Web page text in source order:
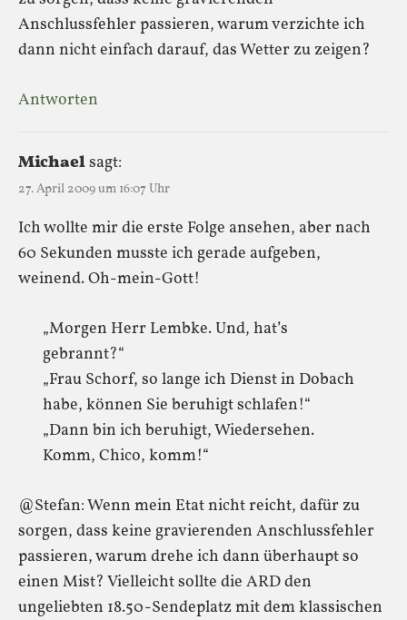
Anschlussfehler passieren, warum verzichte ich
dann nicht einfach darauf, das Wetter zu zeigen?
Antworten
Michaelsagt:
27. April 2009 um 16:07 Uhr
Ich wollte mir die erste Folge ansehen, aber nach
60 Sekunden musste ich gerade aufgeben,
weinend. Oh-mein-Gott!
„Morgen Herr Lembke. Und, hat’s
gebrannt?“
„Frau Schorf, so lange ich Dienst in Dobach
habe, können Sie beruhigt schlafen!“
„Dann bin ich beruhigt, Wiedersehen.
Komm, Chico, komm!“
@Stefan: Wenn mein Etat nicht reicht, dafür zu
sorgen, dass keine gravierenden Anschlussfehler
passieren, warum drehe ich dann überhaupt so
einen Mist? Vielleicht sollte die ARD den
ungeliebten 18.50-Sendeplatz mit dem klassischen